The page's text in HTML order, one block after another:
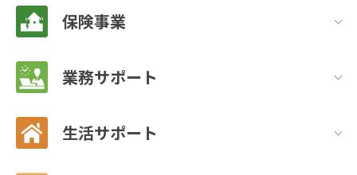
保険事業
業務サポート
生活サポート